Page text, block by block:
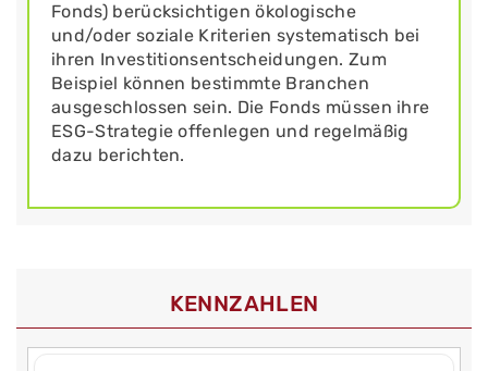
Fonds) berücksichtigen ökologische
und/oder soziale Kriterien systematisch bei
ihren Investitionsentscheidungen. Zum
Beispiel können bestimmte Branchen
ausgeschlossen sein. Die Fonds müssen ihre
ESG-Strategie offenlegen und regelmäßig
dazu berichten.
KENNZAHLEN